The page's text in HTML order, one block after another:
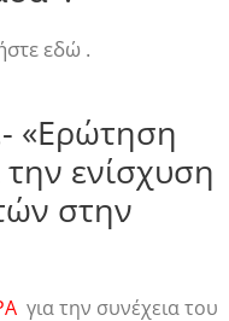
εδώ .
ενίσχυση
στην
για την συνέχεια του